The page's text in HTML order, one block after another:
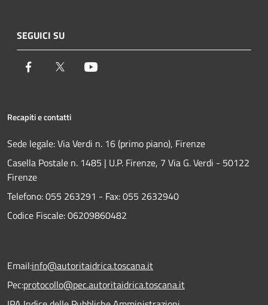
SEGUICI SU
Facebook Twitter
Recapiti e contatti
Sede legale: Via Verdi n. 16 (primo piano), Firenze
Casella Postale n. 1485 | U.P. Firenze, 7 Via G. Verdi - 50122
Firenze
Telefono:055 263291 - Fax:055 2632940
Codice Fiscale: 06209860482
Email:info@autoritaidrica.toscana.it
Pec:protocollo@pec.autoritaidrica.toscana.it